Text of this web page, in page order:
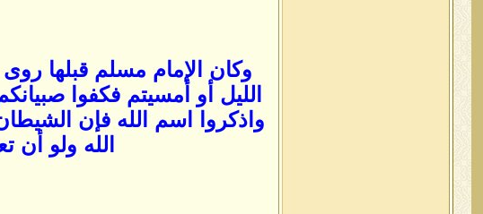
وكان الإمام مسلم قبلها
الليل أو أمسيتم فكفوا
واذكروا اسم الله فإن
الله ولو أن